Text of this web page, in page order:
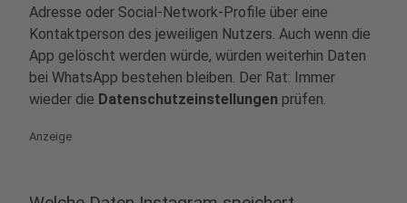
Adresse oder Social-Network-Profile über eine
Kontaktperson des jeweiligen Nutzers. Auch wenn die
App gelöscht werden würde, würden weiterhin Daten
bei WhatsApp bestehen bleiben. Der Rat: Immer
wieder die Datenschutzeinstellungen prüfen.
Anzeige